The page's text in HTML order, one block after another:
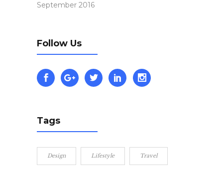
September 2016
Follow Us
Tags
Design Lifestyle Travel